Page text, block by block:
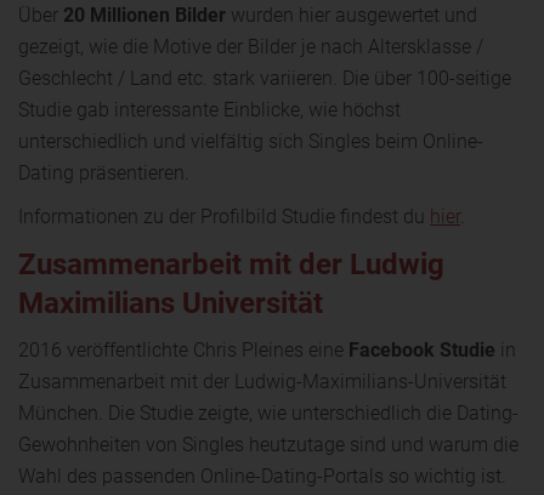
Über 20 Millionen Bilder wurden hier ausgewertet und
gezeigt, wie die Motive der Bilder je nach Altersklasse /
Geschlecht / Land etc. stark variieren. Die über 100-seitige
Studie gab interessante Einblicke, wie höchst
unterschiedlich und vielfältig sich Singles beim Online-
Dating präsentieren.
Informationen zu der Profilbild Studie findest du hier.
Zusammenarbeit mit der Ludwig
Maximilians Universität
2016 veröffentlichte Chris Pleines eine Facebook Studie in
Zusammenarbeit mit der Ludwig-Maximilians-Universität
München. Die Studie zeigte, wie unterschiedlich die Dating-
Gewohnheiten von Singles heutzutage sind und warum die
Wahl des passenden Online-Dating-Portals so wichtig ist.